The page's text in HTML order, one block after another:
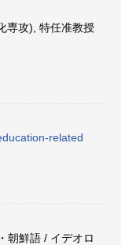
専攻), 特任准教授
related
朝鮮語 / イデオロ